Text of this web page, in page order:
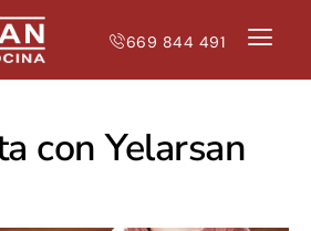
669 844 491
con Yelarsan